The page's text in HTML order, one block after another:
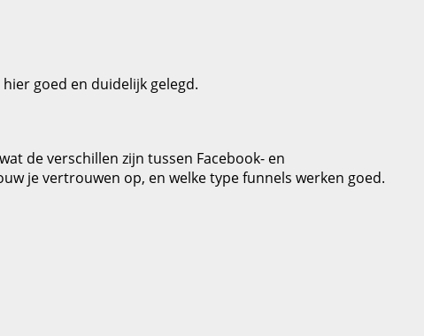
goed en duidelijk gelegd.
de verschillen zijn tussen Facebook- en
je vertrouwen op, en welke type funnels werken goed.